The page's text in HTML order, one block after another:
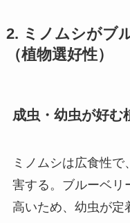
2. ミノムシがブ
（植物選好性）
成虫・幼虫が好む
ミノムシは広食性
害する。ブルーベリ
高いため、幼虫が定